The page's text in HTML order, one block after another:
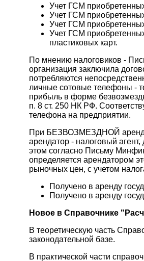
Учет ГСМ
Учет ГСМ
Учет ГСМ
Учет ГСМ
пластиковых карт.
По мнению налоговиков -
организация заключила
потребляются
личные сотовые телефоны -
прибыль в форме
п. 8 ст. 250 НК РФ.
телефона на предприятии.
При БЕЗВОЗМЕЗДНОЙ аренде
арендатор - налоговый
этом согласно Письму
определяется арендатором
рыночных цен, с учетом
Получено в аренду
Получено в аренду
Новое в Справочнике
В теоретическую часть
законодательной базе.
В практической части